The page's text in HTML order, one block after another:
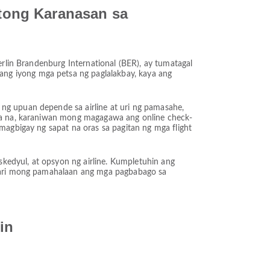
Karanasan sa
Brandenburg International (BER), ay tumatagal
iyong mga petsa ng paglalakbay, kaya ang
upuan depende sa airline at uri ng pamasahe,
karaniwan mong magagawa ang online check-
ng sapat na oras sa pagitan ng mga flight
at opsyon ng airline. Kumpletuhin ang
mong pamahalaan ang mga pagbabago sa